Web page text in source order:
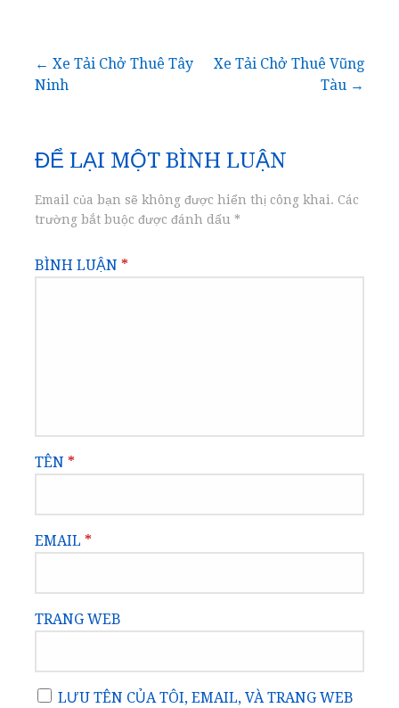
Điều
bài
viết
← Xe Tải Chở Thuê Tây
Ninh
Xe Tải Chở Thuê Vũng
Tàu →
ĐỂ LẠI MỘT BÌNH LUẬN
Email của bạn sẽ không được hiển thị công khai. Các
trường bắt buộc được đánh dấu *
BÌNH LUẬN *
TÊN *
EMAIL *
TRANG WEB
LƯU TÊN CỦA TÔI, EMAIL, VÀ TRANG WEB